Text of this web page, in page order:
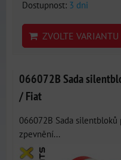
Dostupnost: 3 dni
ZVOLTE VARIANTU
066072B Sada
/ Fiat
066072B Sada silentbloků
zpevnění...